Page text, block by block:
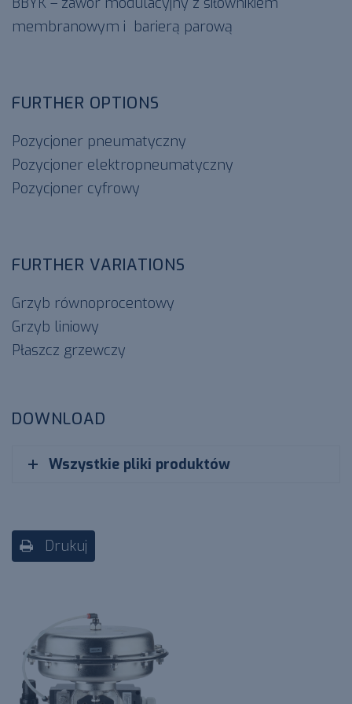
membranowym i barierą parową
FURTHER OPTIONS
Pozycjoner pneumatyczny
Pozycjoner elektropneumatyczny
Pozycjoner cyfrowy
FURTHER VARIATIONS
Grzyb równoprocentowy
Grzyb liniowy
Płaszcz grzewczy
DOWNLOAD
Wszystkie pliki produktów
Drukuj